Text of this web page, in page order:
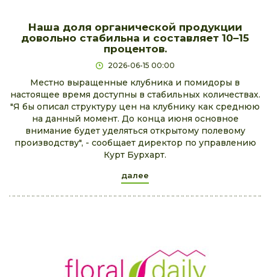
Наша доля органической продукции
довольно стабильна и составляет 10–15
процентов.
2026-06-15 00:00
Местно выращенные клубника и помидоры в
настоящее время доступны в стабильных количествах.
"Я бы описал структуру цен на клубнику как среднюю
на данный момент. До конца июня основное
внимание будет уделяться открытому полевому
производству", - сообщает директор по управлению
Курт Бурхарт.
далее